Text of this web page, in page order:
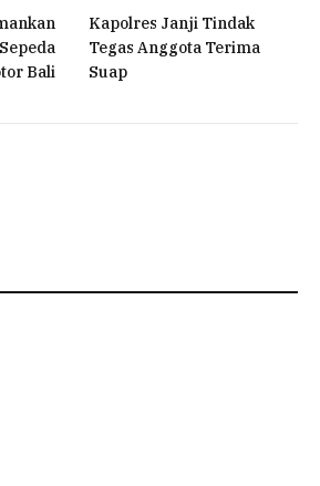
Bali
Kapolres Janji Tindak
Tegas Anggota Terima
Suap